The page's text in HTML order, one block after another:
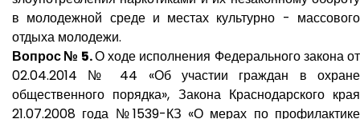
в молодежной среде и местах культурно - массового
отдыха молодежи.
Вопрос № 5.О ходе исполнения Федерального закона от
02.04.2014 № 44 «Об участии граждан в охране
общественного порядка», Закона Краснодарского края
21.07.2008 года №1539-КЗ «О мерах по профилактике